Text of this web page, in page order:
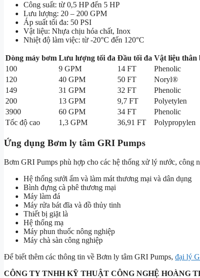
Công suất: từ 0,5 HP đến 5 HP
Lưu lượng: 20 – 200 GPM
Áp suất tối đa: 50 PSI
Vật liệu: Nhựa chịu hóa chất, Inox
Nhiệt độ làm việc: từ -20°C đến 120°C
Dòng máy bơm Lưu lượng tối đa Đầu tối đa Vật liệu thân
100
9 GPM 14 FT Phenolic
120
40 GPM 50 FT Noryl®
149
31 GPM 32 FT Phenolic
200
13 GPM 9,7 FT Polyetylen
3900
60 GPM 34 FT Phenolic
Tốc độ cao
1,3 GPM 36,91 FT Polypropylen
Ứng dụng Bơm ly tâm GRI Pumps
Bơm GRI Pumps phù hợp cho các hệ thống xử lý nước, công
Hệ thống sưởi ấm và làm mát thương mại và dân dụng
Bình đựng cà phê thương mại
Máy làm đá
Máy rửa bát đĩa và đồ thủy tinh
Thiết bị giặt là
Hệ thống mạ
Máy phun thuốc nông nghiệp
Máy chà sàn công nghiệp
Để biết thêm các thông tin về Bơm ly tâm GRI Pumps, đại lý
CÔNG TY TNHH KỸ THUẬT CÔNG NGHỆ HOÀNG